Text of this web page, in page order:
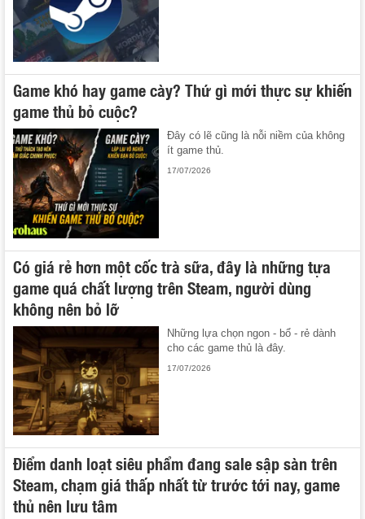
Game khó hay game cày? Thứ gì mới thực sự khiến
game thủ bỏ cuộc?
Đây có lẽ cũng là nỗi niềm của không
ít game thủ.
17/07/2026
Có giá rẻ hơn một cốc trà sữa, đây là những tựa
game quá chất lượng trên Steam, người dùng
không nên bỏ lỡ
Những lựa chọn ngon - bổ - rẻ dành
cho các game thủ là đây.
17/07/2026
Điểm danh loạt siêu phẩm đang sale sập sàn trên
Steam, chạm giá thấp nhất từ trước tới nay, game
thủ nên lưu tâm